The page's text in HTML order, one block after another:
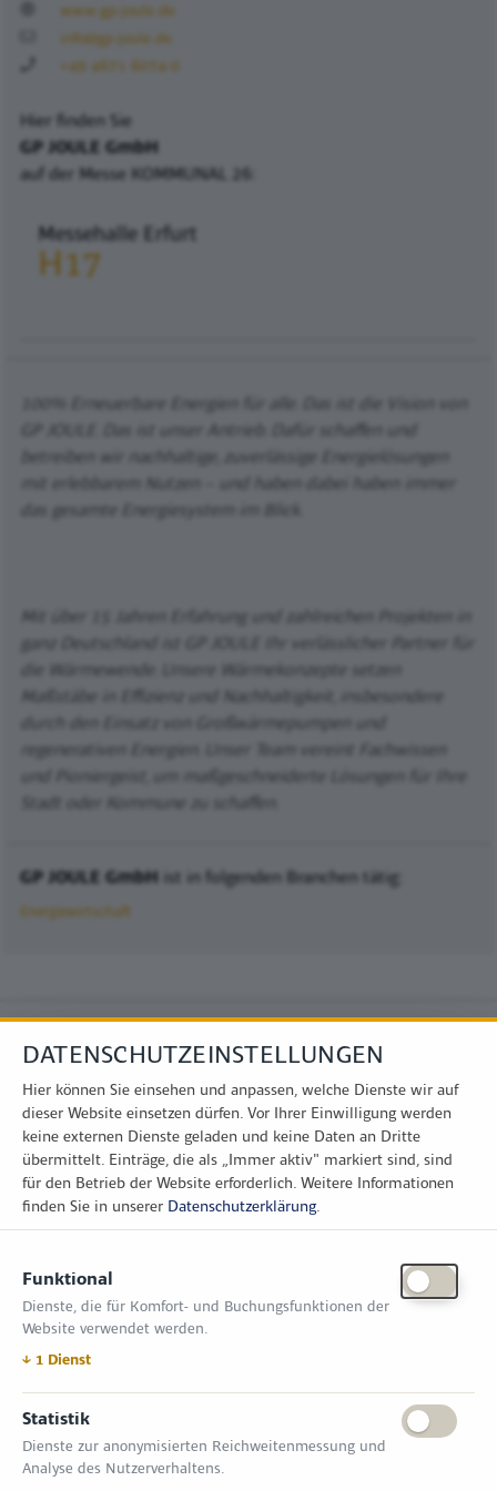
www.gp-joule.de
info@gp-joule.de
+49 4671 6074-0
Hier finden Sie
GP JOULE GmbH
auf der Messe KOMMUNAL 26:
Messehalle Erfurt
H17
100% Erneuerbare Energien für alle. Das ist die Vision von
GP JOULE. Das ist unser Antrieb. Dafür schaffen und
betreiben wir nachhaltige, zuverlässige Energielösungen
mit erlebbarem Nutzen – und haben dabei haben immer
das gesamte Energiesystem im Blick.
Mit über 15 Jahren Erfahrung und zahlreichen Projekten in
ganz Deutschland ist GP JOULE Ihr verlässlicher Partner für
die Wärmewende. Unsere Wärmekonzepte setzen
Maßstäbe in Effizienz und Nachhaltigkeit, insbesondere
durch den Einsatz von Großwärmepumpen und
regenerativen Energien. Unser Team vereint Fachwissen
und Pioniergeist, um maßgeschneiderte Lösungen für Ihre
Stadt oder Kommune zu schaffen.
GP JOULE GmbH ist in folgenden Branchen tätig:
Energiewirtschaft
Zimper Media GmbH
Reinhardtstr. 31, 10117 Berlin
Tel.: +49 (0) 30 814 50 12 600
office@kommunal.de
ÖFFNUNGSZEITEN MESSE
18. November 2026 09:00 – 17:00 Uhr
19. November 2026 09:00 – 17:00 Uhr
DATENSCHUTZEINSTELLUNGEN
Hier können Sie einsehen und anpassen, welche Dienste wir auf
dieser Website einsetzen dürfen. Vor Ihrer Einwilligung werden
keine externen Dienste geladen und keine Daten an Dritte
übermittelt. Einträge, die als „Immer aktiv" markiert sind, sind
für den Betrieb der Website erforderlich. Weitere Informationen
finden Sie in unserer Datenschutzerklärung.
Funktional
Dienste, die für Komfort- und Buchungsfunktionen der
Website verwendet werden.
↓ 1 Dienst
Statistik
Dienste zur anonymisierten Reichweitenmessung und
Analyse des Nutzerverhaltens.